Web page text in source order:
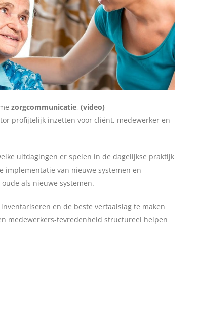
zorgcommunicatie, (video)
profijtelijk inzetten voor cliënt, medewerker en
uitdagingen er spelen in de dagelijkse praktijk
implementatie van nieuwe systemen en
als nieuwe systemen.
en de beste vertaalslag te maken
medewerkers-tevredenheid structureel helpen